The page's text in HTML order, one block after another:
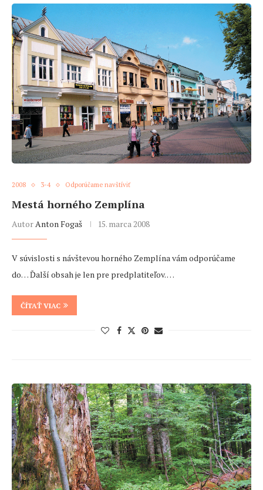
2008 3-4 Odporúčame navštíviť
Mestá horného Zemplína
AutorAnton Fogaš 15. marca 2008
V súvislosti s návštevou horného Zemplína vám odporúčame
do… Ďalší obsah je len pre predplatiteľov. …
ČÍTAŤ VIAC